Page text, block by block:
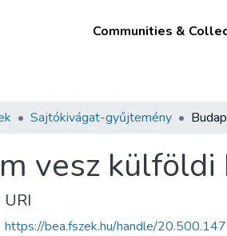
Communities &
Sajtókivágat-gyűjtemény
vesz
URI
https://bea.fszek.hu/handle/